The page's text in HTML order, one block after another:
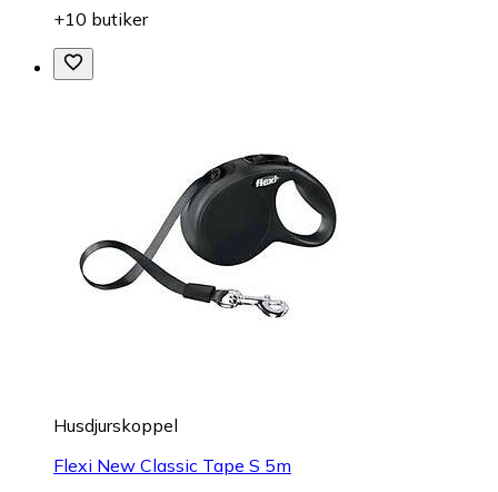
+10 butiker
Husdjurskoppel
Flexi New Classic Tape S 5m